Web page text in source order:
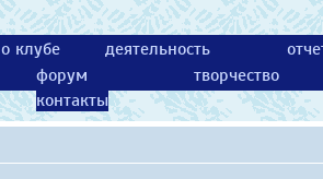
о клубе деятельность
форум
творчество
контакты